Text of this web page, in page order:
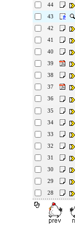
44
43
42
41
40
39
38
37
36
35
34
33
32
31
30
29
28